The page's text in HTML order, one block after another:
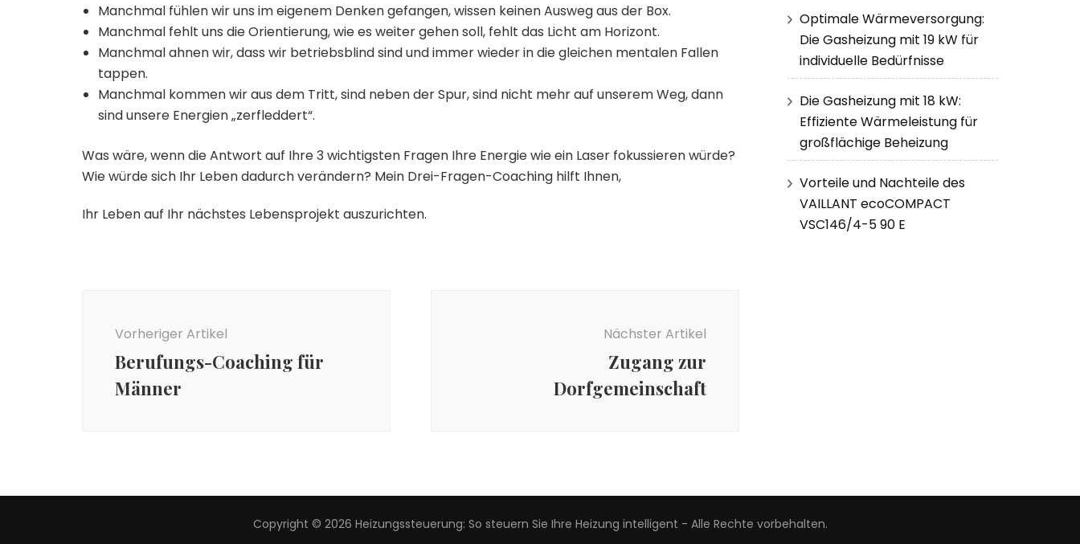
Manchmal fühlen wir uns im eigenem Denken gefangen, wissen keinen Ausweg aus der Box.
Manchmal fehlt uns die Orientierung, wie es weiter gehen soll, fehlt das Licht am Horizont.
Manchmal ahnen wir, dass wir betriebsblind sind und immer wieder in die gleichen mentalen Fallen
tappen.
Manchmal kommen wir aus dem Tritt, sind neben der Spur, sind nicht mehr auf unserem Weg, dann
sind unsere Energien „zerfleddert“.
Was wäre, wenn die Antwort auf Ihre 3 wichtigsten Fragen Ihre Energie wie ein Laser fokussieren würde?
Wie würde sich Ihr Leben dadurch verändern? Mein Drei-Fragen-Coaching hilft Ihnen,
Ihr Leben auf Ihr nächstes Lebensprojekt auszurichten.
Vorheriger Artikel
Berufungs-Coaching für
Männer
Nächster Artikel
Zugang zur
Dorfgemeinschaft
Optimale Wärmeversorgung:
Die Gasheizung mit 19 kW für
individuelle Bedürfnisse
Die Gasheizung mit 18 kW:
Effiziente Wärmeleistung für
großflächige Beheizung
Vorteile und Nachteile des
VAILLANT ecoCOMPACT
VSC146/4-5 90 E
Copyright © 2026 Heizungssteuerung: So steuern Sie Ihre Heizung intelligent - Alle Rechte vorbehalten.